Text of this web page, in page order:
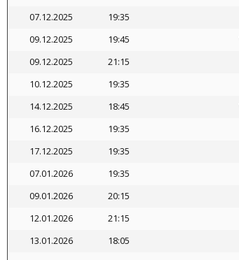
07.12.2025
19:35
09.12.2025
19:45
09.12.2025
21:15
10.12.2025
19:35
14.12.2025
18:45
16.12.2025
19:35
17.12.2025
19:35
07.01.2026
19:35
09.01.2026
20:15
12.01.2026
21:15
13.01.2026
18:05